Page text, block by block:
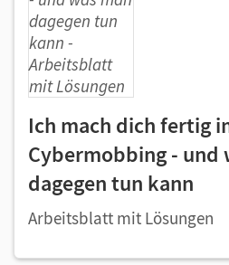
Ich mach dich fertig
Cybermobbing - und
dagegen tun kann
Arbeitsblatt mit Lösungen